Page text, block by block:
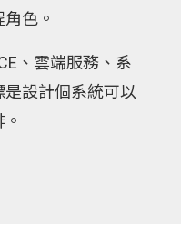
色。
、雲端服務、系
設計個系統可以